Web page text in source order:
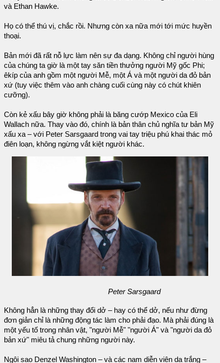
và Ethan Hawke.
Họ có thể thú vị, chắc rồi. Nhưng còn xa nữa mới tới mức huyền
thoại.
Bản mới đã rất nỗ lực làm nên sự đa dạng. Không chỉ người hùng
của chúng ta giờ là một tay săn tiền thưởng người Mỹ gốc Phi;
êkíp của anh gồm một người Mễ, một Á và một người da đỏ bản
xứ (tuy việc thêm vào anh chàng cuối cùng này có chút khiên
cưỡng).
Còn kẻ xấu bây giờ không phải là băng cướp Mexico của Eli
Wallach nữa. Thay vào đó, chính là bản thân chủ nghĩa tư bản Mỹ
xấu xa – với Peter Sarsgaard trong vai tay triệu phú khai thác mỏ
điên loạn, không ngừng vắt kiệt người khác.
Peter Sarsgaard
Không hẳn là những thay đổi dở – hay có thể dở, nếu như đừng
đơn giản chỉ là những động tác làm cho phải đạo. Mà phải đúng là
một yếu tố trong nhân vật, "người Mễ" "người Á" và "người da đỏ
bản xứ" miêu tả chung những người này.
Ngôi sao Denzel Washington – và các nam diễn viên da trắng –